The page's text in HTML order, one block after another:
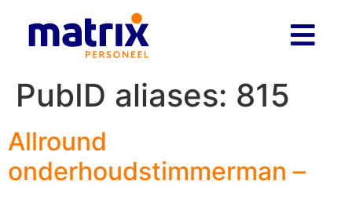
PubID aliases: 815
Allround
onderhoudstimmerman –